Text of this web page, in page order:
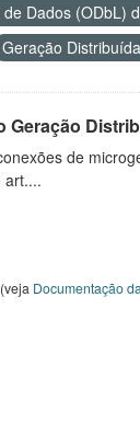
Dados (ODbL)
Geração Distribuída
Geração
de
art....
Documentação